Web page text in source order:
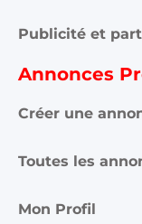
Publicité et
Annonces
Créer une
Toutes les
Mon Profil